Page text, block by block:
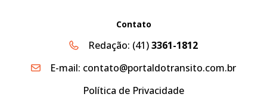
Contato
Redação: (41)3361-1812
E-mail: contato@portaldotransito.com.br
Política de Privacidade